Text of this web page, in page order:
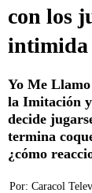
con los
intimida
Yo Me Llamo
la Imitación
decide
termina
¿cómo
Por: Caracol